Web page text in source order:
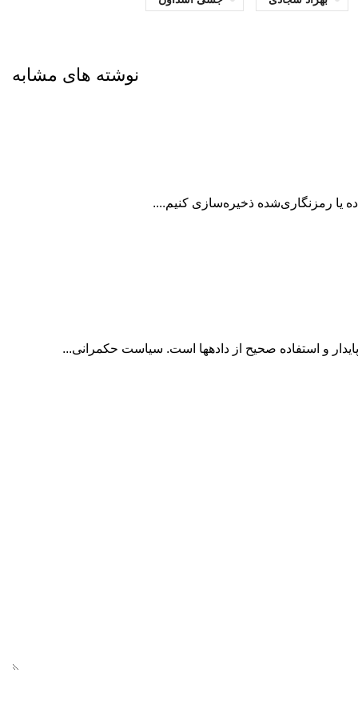
نوشته های مشابه
یا رمزنگاری‌شده ذخیره‏‌سازی کنیم....
و استفاده صحیح از داده‏ها است. سیاست حکمرانی...